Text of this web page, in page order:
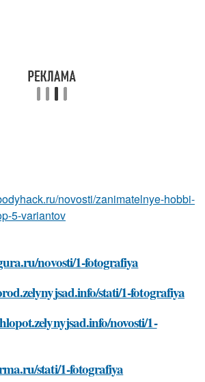
novosti/zanimatelnye-hobbi-
5-variantov
novosti/1-fotografiya
stati/1-fotografiya
novosti/1-
stati/1-fotografiya